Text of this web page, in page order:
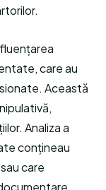
care au
Această
Analiza a
conțineau
care